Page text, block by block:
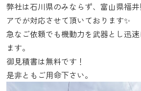
弊社は石川県のみならず、富山県福
アでが対応させて頂いております✨
急なご依頼でも機動力を武器とし迅
ます。
御見積書は無料です！
是非ともご用命下さい。